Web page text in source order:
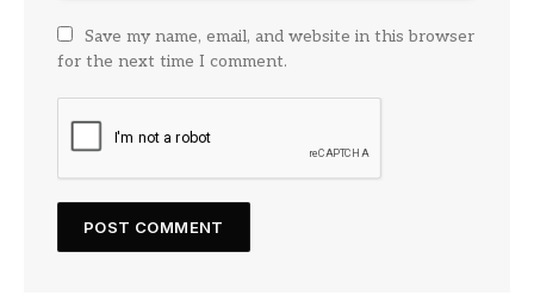
Save my name, email, and website in this browser
for the next time I comment.